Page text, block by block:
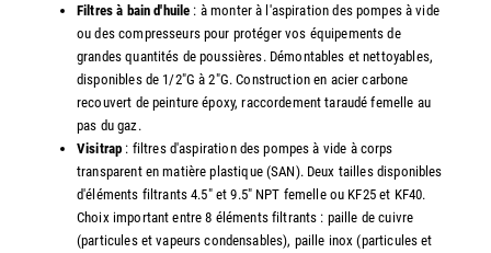
Filtres à bain d'huile : à monter à l'aspiration des pompes à vide
ou des compresseurs pour protéger vos équipements de
grandes quantités de poussières. Démontables et nettoyables,
disponibles de 1/2"G à 2"G. Construction en acier carbone
recouvert de peinture époxy, raccordement taraudé femelle au
pas du gaz.
Visitrap : filtres d'aspiration des pompes à vide à corps
transparent en matière plastique (SAN). Deux tailles disponibles
d'éléments filtrants 4.5" et 9.5" NPT femelle ou KF25 et KF40.
Choix important entre 8 éléments filtrants : paille de cuivre
(particules et vapeurs condensables), paille inox (particules et